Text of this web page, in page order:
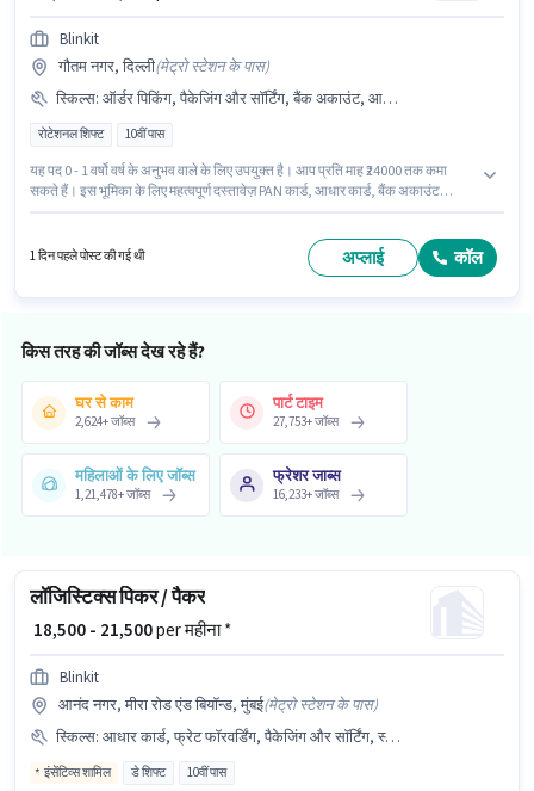
Blinkit
गौतम नगर, दिल्ली(मेट्रो स्टेशन के पास)
स्किल्स: ऑर्डर पिकिंग, पैकेजिंग और सॉर्टिंग, बैंक अकाउंट, आधार कार्ड, PAN कार्ड, ऑर्डर प्रोसेसिंग
रोटेशनल शिफ्ट 10वीं पास
यह पद 0 - 1 वर्षो वर्ष के अनुभव वाले के लिए उपयुक्त है। आप प्रति माह ₹24000 तक कमा
सकते हैं। इस भूमिका के लिए महत्वपूर्ण दस्तावेज़ PAN कार्ड, आधार कार्ड, बैंक अकाउंट
स्किल्स होनी चाहिए। यह भूमिका फुल टाइम की है, रोटेशनल शिफ्ट के साथ और 6 days
working प्रति सप्ताह है। इस पद के लिए Fixed सैलरी उपलब्ध है।
1 दिन पहले पोस्ट की गई थी अप्लाई कॉल
किस तरह की जॉब्स देख रहे हैं?
घर से काम
2,624+जॉब्स
पार्ट टाइम
27,753+जॉब्स
महिलाओं के लिए जॉब्स
1,21,478+जॉब्स
फ्रेशर जाब्स
16,233+जॉब्स
लॉजिस्टिक्स पिकर / पैकर
₹ 18,500 - 21,500per महीना *
Blinkit
आनंद नगर, मीरा रोड एंड बियॉन्ड, मुंबई(मेट्रो स्टेशन के पास)
स्किल्स: आधार कार्ड, फ्रेट फॉरवर्डिंग, पैकेजिंग और सॉर्टिंग, स्टॉक टेकिंग, ऑर्डर प्रोसेसिंग, ऑर्डर पिकिंग, बैंक अकाउंट, PAN कार्ड, इन्वेंटरी कंट्रोल
इंसेंटिव्स शामिल डे शिफ्ट 10वीं पास